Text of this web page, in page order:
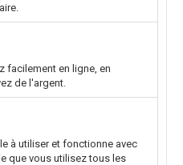
facilement en ligne, en
de l'argent.
à utiliser et fonctionne avec
que vous utilisez tous les